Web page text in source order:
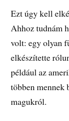
Ezt úgy kell
Ahhoz tudnám
volt: egy olyan
elkészítette
például az
többen mennek
magukról.